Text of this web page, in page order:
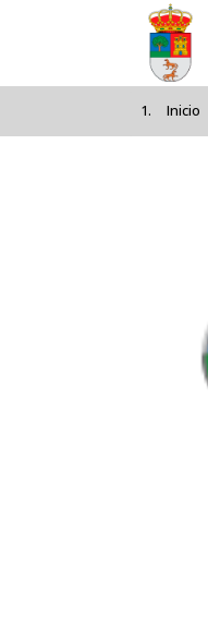
Pasar al
Inicio